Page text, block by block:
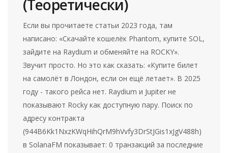
(Теоретически)
Если вы прочитаете статьи 2023 года, там
написано: «Скачайте кошелёк Phantom, купите SOL,
зайдите на Raydium и обменяйте на ROCKY».
Звучит просто. Но это как сказать: «Купите билет
на самолёт в Лондон, если он ещё летает». В 2025
году - такого рейса нет. Raydium и Jupiter не
показывают Rocky как доступную пару. Поиск по
адресу контракта
(944B6Kk1NxzKWqHihQrM9hVvfy3DrStJGis1xJgV488h)
в SolanaFM показывает: 0 транзакций за последние